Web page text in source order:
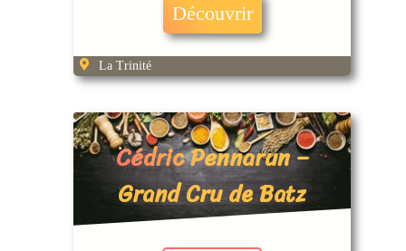
Découvrir
La Trinité
Cédric Pennarun –
Grand Cru de Batz
– Binet 1660